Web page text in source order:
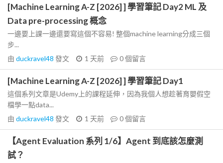
[Machine Learning A-Z [2026] ] 學習筆記 Day2 ML 及
Data pre-processing 概念
一邊要上課一邊還要寫這個不容易! 整個machine learning分成三個
步...
由 duckravel48 發文 1 天前 0個留言
[Machine Learning A-Z [2026] ] 學習筆記 Day1
這個系列文章是Udemy上的課程延伸，因為我個人想趁著育嬰假空
檔學一點data...
由 duckravel48 發文 1 天前 0個留言
【Agent Evaluation 系列 1/6】Agent 到底該怎麼測
試？